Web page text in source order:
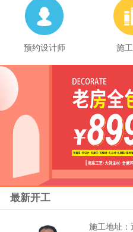
预约设计师 施
最新开工
施工地址：